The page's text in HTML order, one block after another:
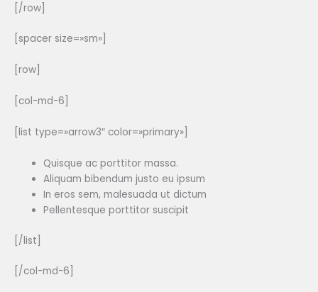
[/row]
[spacer size=»sm»]
[row]
[col-md-6]
[list type=»arrow3″ color=»primary»]
Quisque ac porttitor massa.
Aliquam bibendum justo eu ipsum
In eros sem, malesuada ut dictum
Pellentesque porttitor suscipit
[/list]
[/col-md-6]